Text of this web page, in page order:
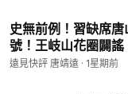
神盾VPN：https://
優惠，使用【TJY】
🔥神韻作品：https://
🧡神韻官網：
https://
史無前例！習缺席
號！王岐山花圈闢
開講 | 唐靖遠 |
遠見快評 唐靖遠 · 1星期前